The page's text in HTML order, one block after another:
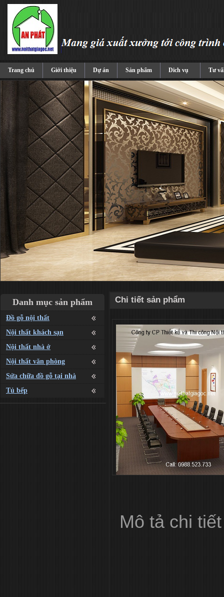
Trang chủ Giới thiệu Dự án Sản phẩm Dich vụ Tư
Danh mục sản phẩm
Đồ gỗ nội thất
Nội thất khách sạn
Nội thất nhà ở
Nội thất văn phòng
Sửa chữa đồ gỗ tại nhà
Tủ bếp
Chi tiết sản phẩm
Mô tả chi tiết